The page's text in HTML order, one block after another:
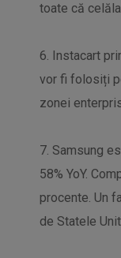
toate că
6. Instacart
vor fi folosiți
zonei
7. Samsung
58% YoY.
procente. Un
de Statele